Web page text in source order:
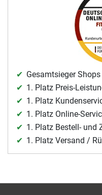
Gesamtsieger
1. Platz Preis-
1. Platz
1. Platz Online-
1. Platz Bestell- und
1. Platz Versand /